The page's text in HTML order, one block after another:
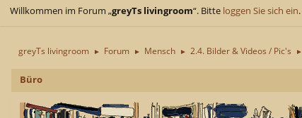
Willkommen im Forum „greyTs livingroom“. Bitte loggen Sie sich ein.
greyTs livingroom ► Forum ► Mensch ► 2.4. Bilder & Videos / Pic's ►
Büro